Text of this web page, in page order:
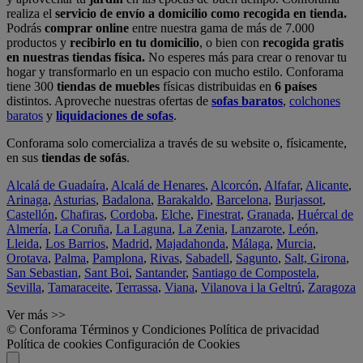
realiza el servicio de envío a domicilio como recogida en tienda.
Podrás comprar online entre nuestra gama de más de 7.000
productos y recibirlo en tu domicilio, o bien con recogida gratis
en nuestras tiendas física. No esperes más para crear o renovar tu
hogar y transformarlo en un espacio con mucho estilo. Conforama
tiene 300 tiendas de muebles físicas distribuidas en 6 países
distintos. Aproveche nuestras ofertas de sofas baratos, colchones
baratos y liquidaciones de sofas.
Conforama solo comercializa a través de su website o, físicamente,
en sus tiendas de sofás.
Alcalá de Guadaíra, Alcalá de Henares, Alcorcón, Alfafar, Alicante,
Arinaga, Asturias, Badalona, Barakaldo, Barcelona, Burjassot,
Castellón, Chafiras, Cordoba, Elche, Finestrat, Granada, Huércal de
Almería, La Coruña, La Laguna, La Zenia, Lanzarote, León,
Lleida, Los Barrios, Madrid, Majadahonda, Málaga, Murcia,
Orotava, Palma, Pamplona, Rivas, Sabadell, Sagunto, Salt, Girona,
San Sebastian, Sant Boi, Santander, Santiago de Compostela,
Sevilla, Tamaraceite, Terrassa, Viana, Vilanova i la Geltrú, Zaragoza
Ver más >>
© Conforama Términos y Condiciones Política de privacidad
Política de cookies Configuración de Cookies